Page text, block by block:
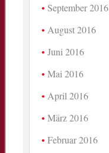
September 2016
August 2016
Juni 2016
Mai 2016
April 2016
März 2016
Februar 2016